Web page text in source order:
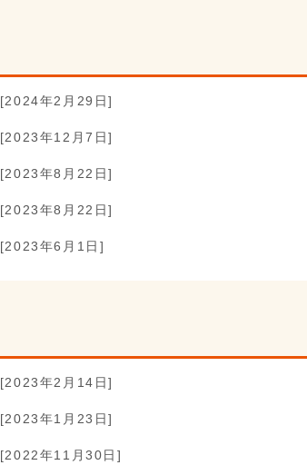
[2024年2月29日]
[2023年12月7日]
[2023年8月22日]
[2023年8月22日]
[2023年6月1日]
[2023年2月14日]
[2023年1月23日]
[2022年11月30日]